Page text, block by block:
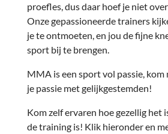
proefles, dus daar hoef je niet
Onze gepassioneerde trainers
je te ontmoeten, en jou de fijne
sport bij te brengen.
MMA is een sport vol passie, kom
je passie met gelijkgestemden!
Kom zelf ervaren hoe gezellig het
de training is! Klik hieronder en